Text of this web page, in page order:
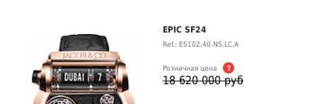
EPIC SF24
Ref.: ES102.40.NS.LC.A
Розничная цена ?
18 620 000 руб